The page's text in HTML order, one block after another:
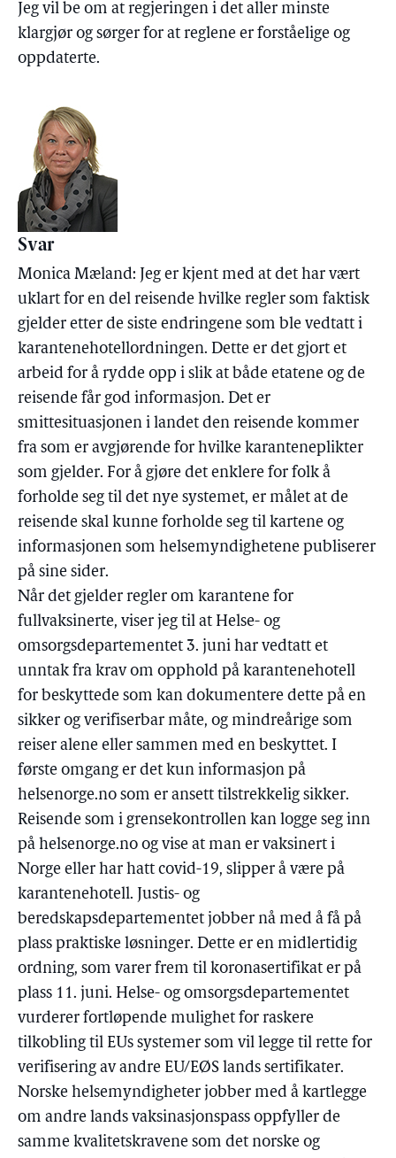
Jeg vil be om at regjeringen i det aller minste
klargjør og sørger for at reglene er forståelige og
oppdaterte.
Svar
Monica Mæland: Jeg er kjent med at det har vært
uklart for en del reisende hvilke regler som faktisk
gjelder etter de siste endringene som ble vedtatt i
karantenehotellordningen. Dette er det gjort et
arbeid for å rydde opp i slik at både etatene og de
reisende får god informasjon. Det er
smittesituasjonen i landet den reisende kommer
fra som er avgjørende for hvilke karanteneplikter
som gjelder. For å gjøre det enklere for folk å
forholde seg til det nye systemet, er målet at de
reisende skal kunne forholde seg til kartene og
informasjonen som helsemyndighetene publiserer
på sine sider.
Når det gjelder regler om karantene for
fullvaksinerte, viser jeg til at Helse- og
omsorgsdepartementet 3. juni har vedtatt et
unntak fra krav om opphold på karantenehotell
for beskyttede som kan dokumentere dette på en
sikker og verifiserbar måte, og mindreårige som
reiser alene eller sammen med en beskyttet. I
første omgang er det kun informasjon på
helsenorge.no som er ansett tilstrekkelig sikker.
Reisende som i grensekontrollen kan logge seg inn
på helsenorge.no og vise at man er vaksinert i
Norge eller har hatt covid-19, slipper å være på
karantenehotell. Justis- og
beredskapsdepartementet jobber nå med å få på
plass praktiske løsninger. Dette er en midlertidig
ordning, som varer frem til koronasertifikat er på
plass 11. juni. Helse- og omsorgsdepartementet
vurderer fortløpende mulighet for raskere
tilkobling til EUs systemer som vil legge til rette for
verifisering av andre EU/EØS lands sertifikater.
Norske helsemyndigheter jobber med å kartlegge
om andre lands vaksinasjonspass oppfyller de
samme kvalitetskravene som det norske og